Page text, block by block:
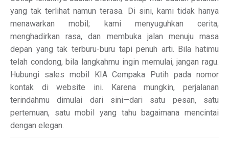
yang tak terlihat namun terasa. Di sini, kami tidak hanya
menawarkan mobil; kami menyuguhkan cerita,
menghadirkan rasa, dan membuka jalan menuju masa
depan yang tak terburu-buru tapi penuh arti. Bila hatimu
telah condong, bila langkahmu ingin memulai, jangan ragu.
Hubungi sales mobil KIA Cempaka Putih pada nomor
kontak di website ini. Karena mungkin, perjalanan
terindahmu dimulai dari sini—dari satu pesan, satu
pertemuan, satu mobil yang tahu bagaimana mencintai
dengan elegan.